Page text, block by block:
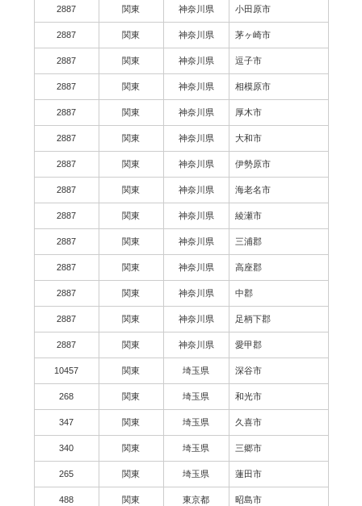
2887 関東 神奈川県 小田原市
2887 関東 神奈川県 茅ヶ崎市
2887 関東 神奈川県 逗子市
2887 関東 神奈川県 相模原市
2887 関東 神奈川県 厚木市
2887 関東 神奈川県 大和市
2887 関東 神奈川県 伊勢原市
2887 関東 神奈川県 海老名市
2887 関東 神奈川県 綾瀬市
2887 関東 神奈川県 三浦郡
2887 関東 神奈川県 高座郡
2887 関東 神奈川県 中郡
2887 関東 神奈川県 足柄下郡
2887 関東 神奈川県 愛甲郡
10457 関東 埼玉県 深谷市
268 関東 埼玉県 和光市
347 関東 埼玉県 久喜市
340 関東 埼玉県 三郷市
265 関東 埼玉県 蓮田市
488 関東 東京都 昭島市